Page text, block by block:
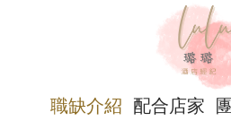
職缺介紹 配合店家